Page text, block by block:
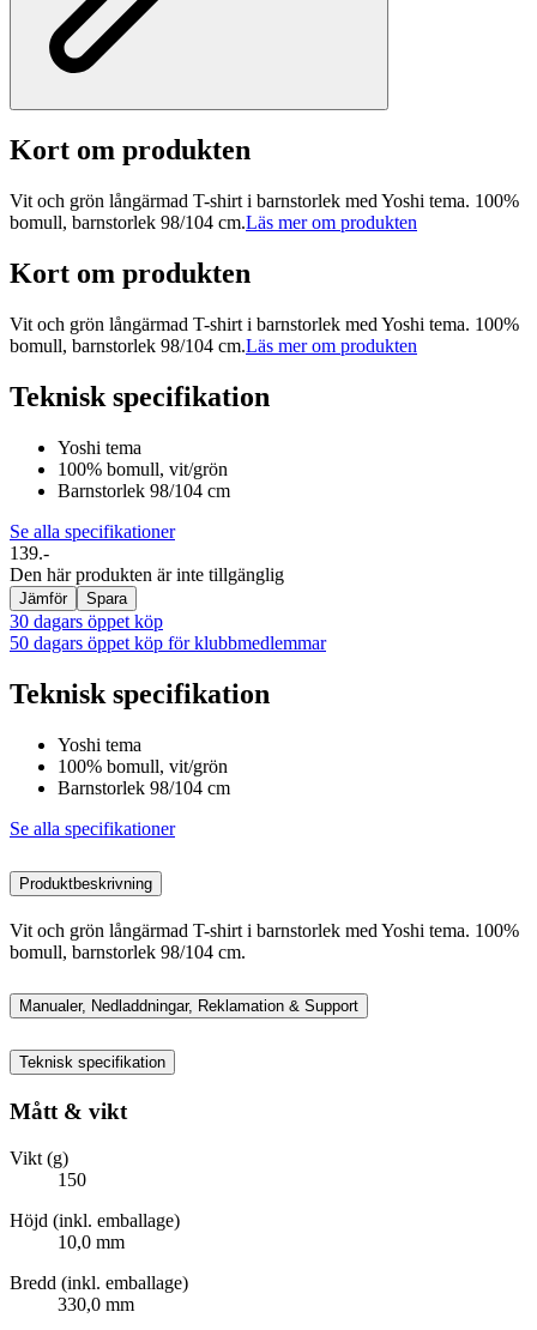
Kort om produkten
Vit och grön långärmad T-shirt i barnstorlek med Yoshi tema. 100%
bomull, barnstorlek 98/104 cm.Läs mer om produkten
Kort om produkten
Vit och grön långärmad T-shirt i barnstorlek med Yoshi tema. 100%
bomull, barnstorlek 98/104 cm.Läs mer om produkten
Teknisk specifikation
Yoshi tema
100% bomull, vit/grön
Barnstorlek 98/104 cm
Se alla specifikationer
139.-
Den här produkten är inte tillgänglig
Jämför Spara
30 dagars öppet köp
50 dagars öppet köp för klubbmedlemmar
Teknisk specifikation
Yoshi tema
100% bomull, vit/grön
Barnstorlek 98/104 cm
Se alla specifikationer
Produktbeskrivning
Vit och grön långärmad T-shirt i barnstorlek med Yoshi tema. 100%
bomull, barnstorlek 98/104 cm.
Manualer, Nedladdningar, Reklamation & Support
Teknisk specifikation
Mått & vikt
Vikt (g)
150
Höjd (inkl. emballage)
10,0 mm
Bredd (inkl. emballage)
330,0 mm